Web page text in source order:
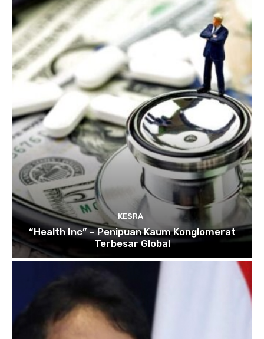
KESRA
“Health Inc” – Penipuan Kaum Konglomerat
Terbesar Global